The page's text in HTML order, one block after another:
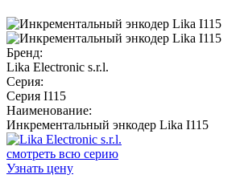
Бренд:
Lika Electronic s.r.l.
Серия:
Серия I115
Наименование:
Инкрементальный энкодер Lika I115
смотреть всю серию
Узнать цену